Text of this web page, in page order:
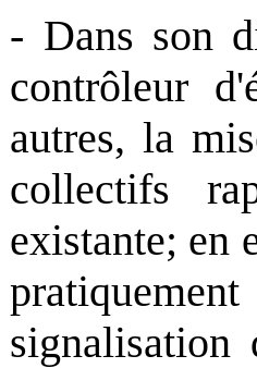
- Dans son
contrôleur
autres, la
collectifs
existante; en
signalisation